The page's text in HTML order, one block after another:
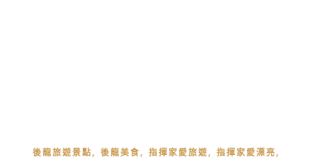
後龍旅遊景點, 後龍美食, 指揮家愛旅遊, 指揮家愛漂亮,